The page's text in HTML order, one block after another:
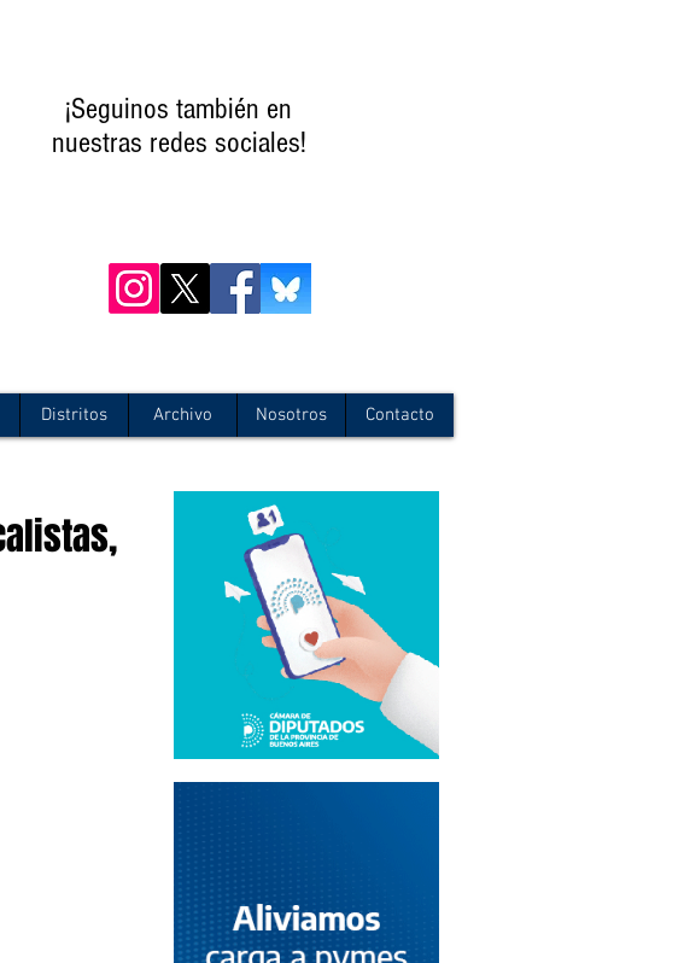
¡Seguinos también en
nuestras redes sociales!
Distritos Archivo Nosotros Contacto